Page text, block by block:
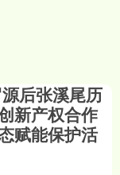
后张溪尾历
新产权合作
赋能保护活